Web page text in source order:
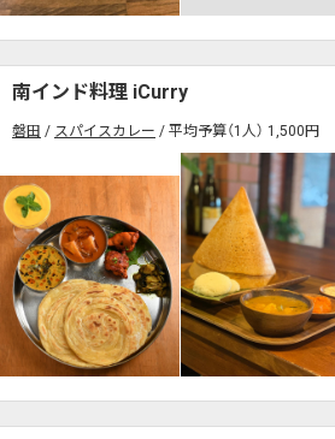
南インド料理 iCurry
磐田 スパイスカレー 平均予算（1人） 1,500円